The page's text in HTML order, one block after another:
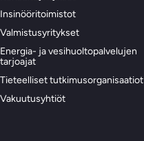
Insinööritoimistot
Valmistusyritykset
Energia- ja vesihuoltopalvelujen
tarjoajat
Tieteelliset tutkimusorganisaatiot
Vakuutusyhtiöt